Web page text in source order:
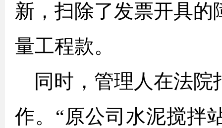
新，扫除了发票开具
量工程款。
同时，管理人在法
作。“原公司水泥搅拌